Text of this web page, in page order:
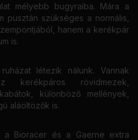
mélyebb bugyraiba. Mára a
pusztán szükséges a normális,
hanem a kerékpár
is.
létezik nálunk. Vannak
kerékpáros rövidmezek,
különböző mellények,
aláöltözők is.
a Bioracer és a Gaerne extra